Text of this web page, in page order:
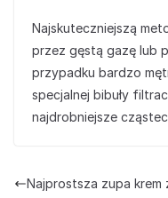
Najskuteczniejszą
przez gęstą gazę lub
przypadku bardzo
specjalnej bibuły
najdrobniejsze
Najprostsza zupa krem